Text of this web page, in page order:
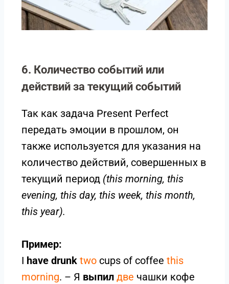
6. Количество событий или
действий за текущий событий
Так как задача Present Perfect
передать эмоции в прошлом, он
также используется для указания на
количество действий, совершенных в
текущий период (this morning, this
evening, this day, this week, this month,
this year).
Пример:
I have drunk two cups of coffee this
morning. – Я выпил две чашки кофе